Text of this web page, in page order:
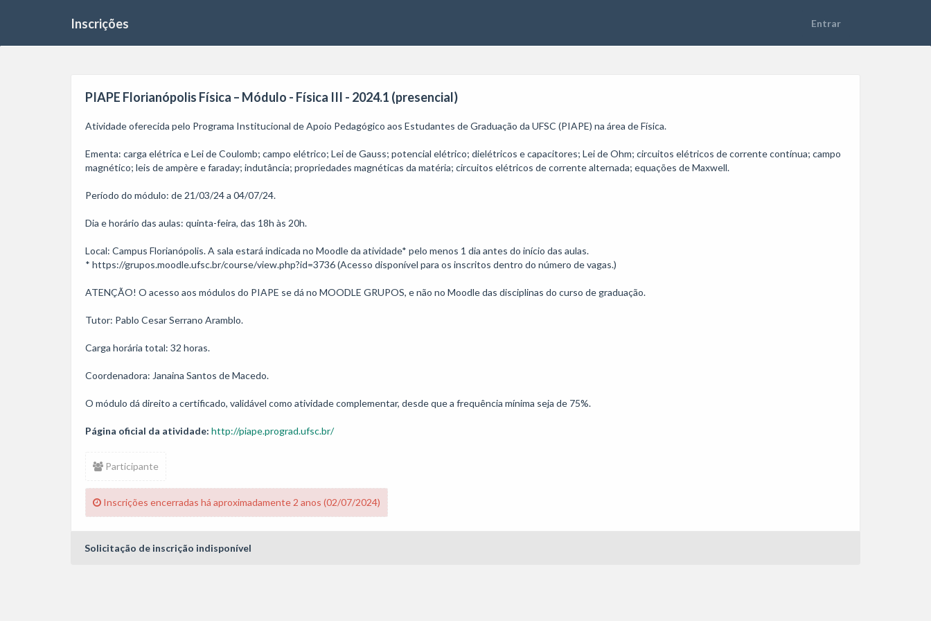
Inscrições
PIAPE Florianópolis Física – Módulo - Física III - 2024.1 (presencial)
Atividade oferecida pelo Programa Institucional de Apoio Pedagógico aos Estudantes de Graduação da UFSC (PIAPE) na área de Física.
Ementa: carga elétrica e Lei de Coulomb; campo elétrico; Lei de Gauss; potencial elétrico; dielétricos e capacitores; Lei de Ohm; circuitos elétricos de corrente contínua; campo
magnético; leis de ampère e faraday; indutância; propriedades magnéticas da matéria; circuitos elétricos de corrente alternada; equações de Maxwell.
Período do módulo: de 21/03/24 a 04/07/24.
Dia e horário das aulas: quinta-feira, das 18h às 20h.
Local: Campus Florianópolis. A sala estará indicada no Moodle da atividade* pelo menos 1 dia antes do início das aulas.
* https://grupos.moodle.ufsc.br/course/view.php?id=3736 (Acesso disponível para os inscritos dentro do número de vagas.)
ATENÇÃO! O acesso aos módulos do PIAPE se dá no MOODLE GRUPOS, e não no Moodle das disciplinas do curso de graduação.
Tutor: Pablo Cesar Serrano Aramblo.
Carga horária total: 32 horas.
Coordenadora: Janaina Santos de Macedo.
O módulo dá direito a certificado, validável como atividade complementar, desde que a frequência mínima seja de 75%.
Página oficial da atividade: http://piape.prograd.ufsc.br/
Participante
Inscrições encerradas há aproximadamente 2 anos (02/07/2024)
Solicitação de inscrição indisponível